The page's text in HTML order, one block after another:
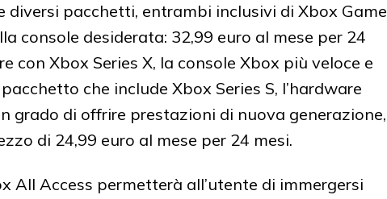
diversi pacchetti, entrambi inclusivi di Xbox Game
console desiderata: 32,99 euro al mese per 24
con Xbox Series X, la console Xbox più veloce e
che include Xbox Series S, l’hardware
grado di offrire prestazioni di nuova generazione,
di 24,99 euro al mese per 24 mesi.
All Access permetterà all’utente di immergersi